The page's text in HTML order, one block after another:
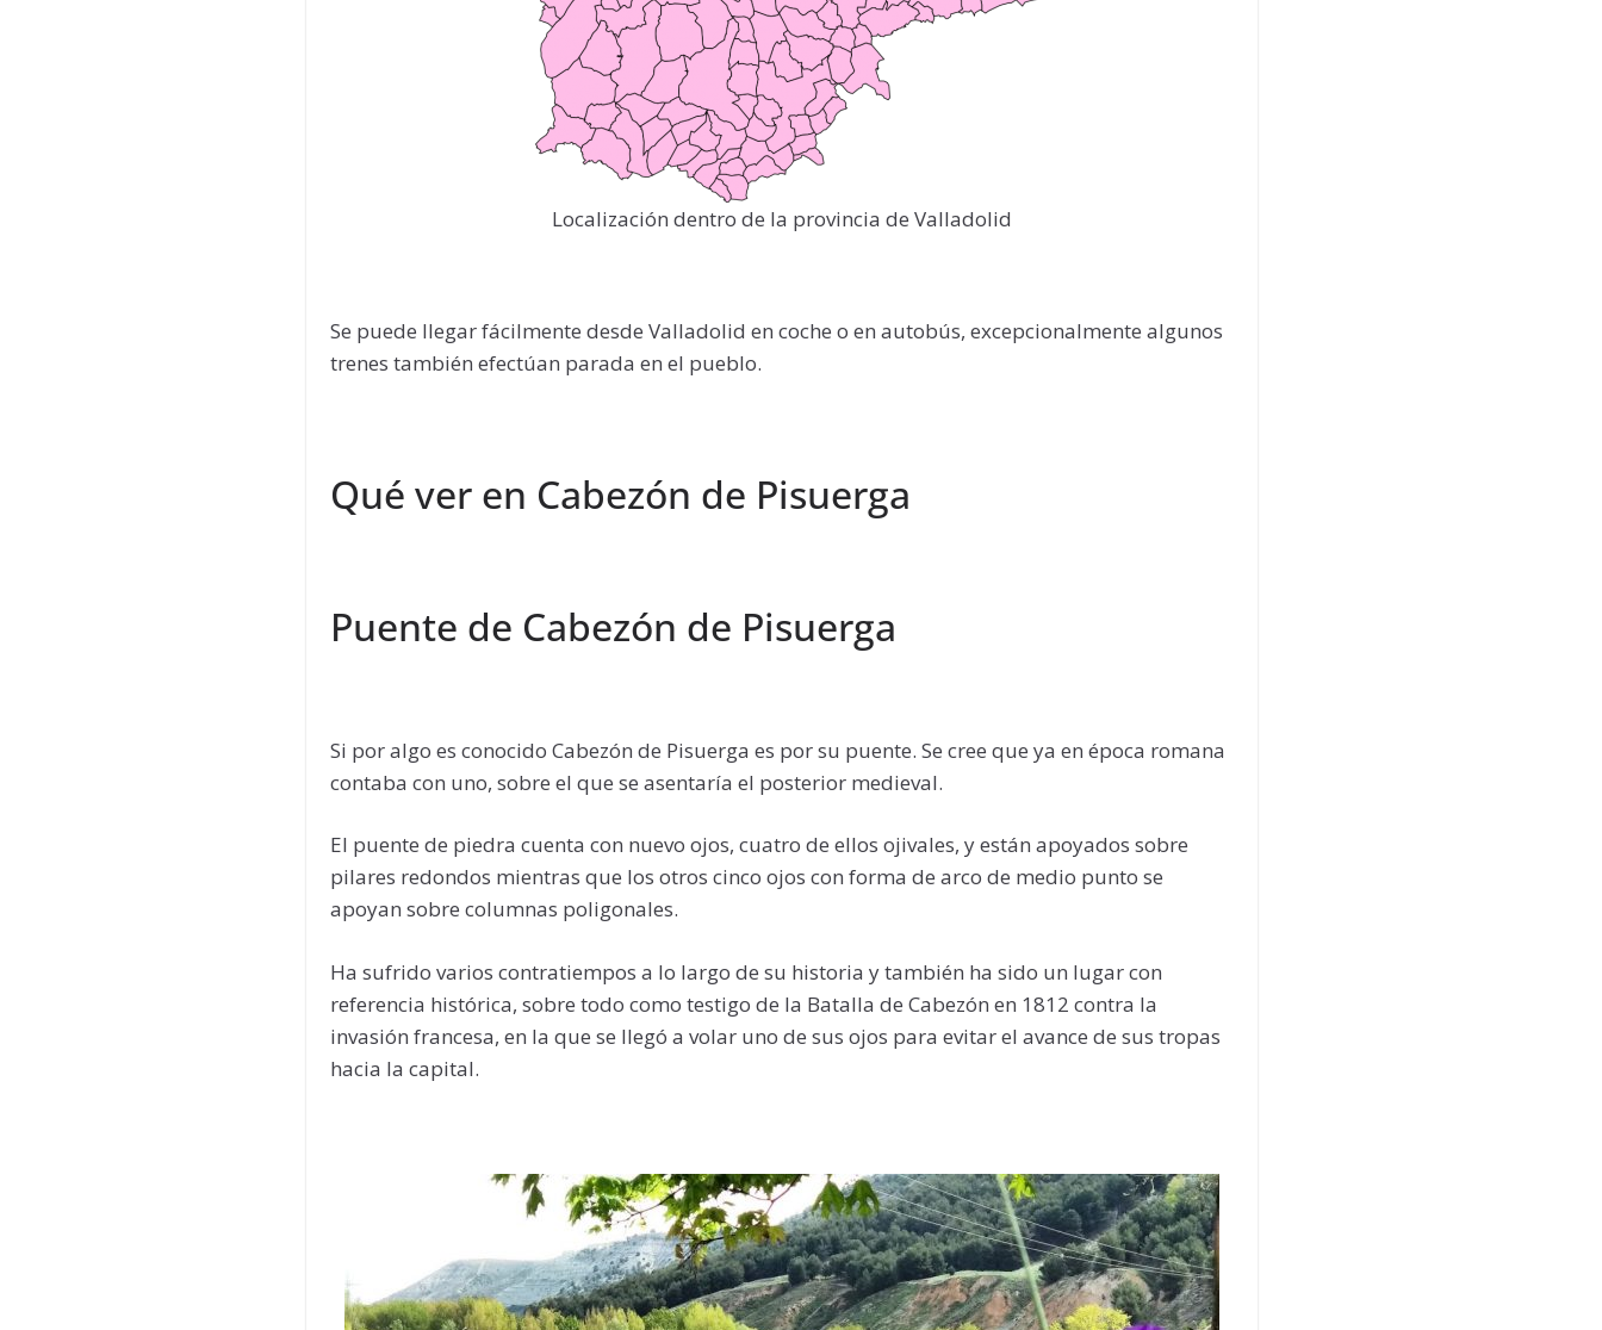
Localización dentro de la provincia de Valladolid
Se puede llegar fácilmente desde Valladolid en coche o en autobús, excepcionalmente algunos
trenes también efectúan parada en el pueblo.
Qué ver en Cabezón de Pisuerga
Puente de Cabezón de Pisuerga
Si por algo es conocido Cabezón de Pisuerga es por su puente. Se cree que ya en época romana
contaba con uno, sobre el que se asentaría el posterior medieval.
El puente de piedra cuenta con nuevo ojos, cuatro de ellos ojivales, y están apoyados sobre
pilares redondos mientras que los otros cinco ojos con forma de arco de medio punto se
apoyan sobre columnas poligonales.
Ha sufrido varios contratiempos a lo largo de su historia y también ha sido un lugar con
referencia histórica, sobre todo como testigo de la Batalla de Cabezón en 1812 contra la
invasión francesa, en la que se llegó a volar uno de sus ojos para evitar el avance de sus tropas
hacia la capital.